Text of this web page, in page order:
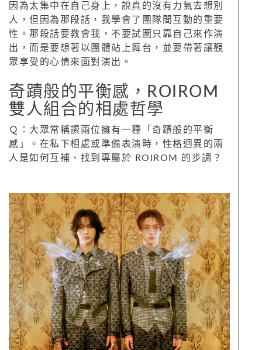
因為太集中在自己身上，說真的沒有力氣去想別
人，但因為那段話，我學會了團隊間互動的重要
性。那段話要教會我，不要試圖只靠自己來作演
出，而是要想著以團體站上舞台，並要帶著讓觀
眾享受的心情來面對演出。
奇蹟般的平衡感，ROIROM
雙人組合的相處哲學
Ｑ：大眾常稱讚兩位擁有一種「奇蹟般的平衡
感」。在私下相處或準備表演時，性格迥異的兩
人是如何互補、找到專屬於 ROIROM 的步調？